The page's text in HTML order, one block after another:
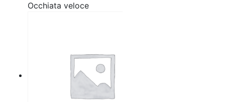
Occhiata veloce